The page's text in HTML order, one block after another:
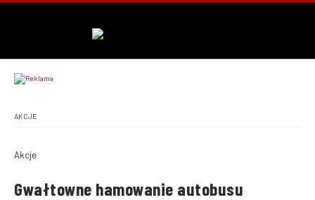
AKCJE
Akcje
Gwałtowne hamowanie autobusu